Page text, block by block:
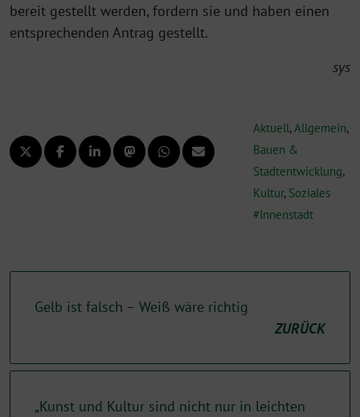
bereit gestellt werden, fordern sie und haben einen
entsprechenden Antrag gestellt.
sys
Aktuell,Allgemein,
Bauen &
Stadtentwicklung,
Kultur, Soziales
Innenstadt
Gelb ist falsch – Weiß wäre richtig
ZURÜCK
„Kunst und Kultur sind nicht nur in leichten